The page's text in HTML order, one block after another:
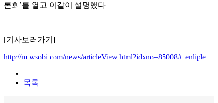
론회’를 열고 이같이 설명했다
[기사보러가기]
http://m.wsobi.com/news/articleView.html?idxno=85008#_enliple
목록